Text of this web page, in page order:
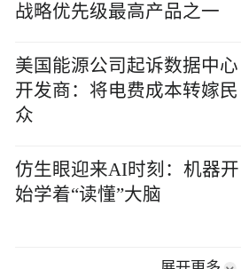
战略优先级最高产品之一
美国能源公司起诉数据中心
开发商：将电费成本转嫁民
众
仿生眼迎来AI时刻：机器开
始学着“读懂”大脑